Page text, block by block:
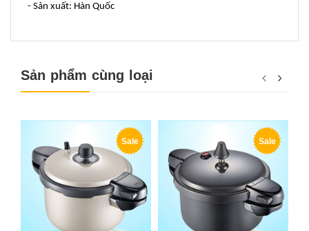
- Sản xuất: Hàn Quốc
Sản phẩm cùng loại
Sale Sale